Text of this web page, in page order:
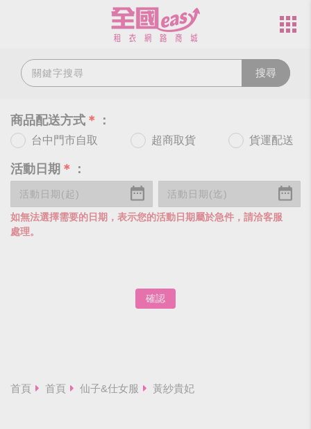
搜尋
商品配送方式 ＊ ：
台中門市自取 超商取貨 貨運配送
活動日期 ＊ ：
如無法選擇需要的日期，表示您的活動日期屬於急件，請洽客服
處理。
確認
首頁 首頁 仙子&仕女服 黃紗貴妃